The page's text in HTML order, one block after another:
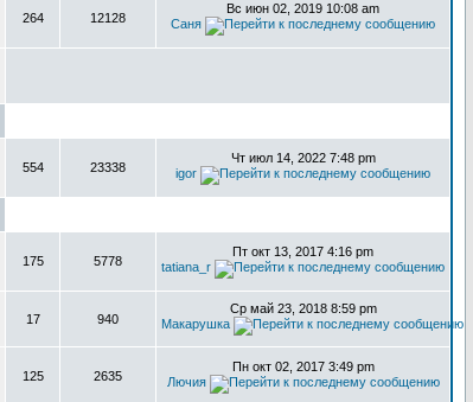
264 12128
Вс июн 02, 2019 10:08 am
Саня
554 23338
Чт июл 14, 2022 7:48 pm
igor
175 5778
Пт окт 13, 2017 4:16 pm
tatiana_r
17 940
Ср май 23, 2018 8:59 pm
Макарушка
125 2635
Пн окт 02, 2017 3:49 pm
Лючия